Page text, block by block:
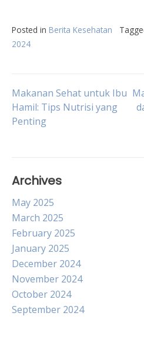
Posted in Berita Kesehatan
2024
Post
navigation
Makanan Sehat untuk Ibu
Hamil: Tips Nutrisi yang
Penting
Archives
May 2025
March 2025
February 2025
January 2025
December 2024
November 2024
October 2024
September 2024